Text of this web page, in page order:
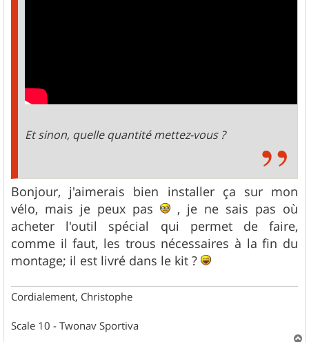
Et sinon, quelle quantité mettez-vous ?
Bonjour, j'aimerais bien installer ça sur mon
vélo, mais je peux pas
, je ne sais pas où
acheter l'outil spécial qui permet de faire,
comme il faut, les trous nécessaires à la fin du
montage; il est livré dans le kit ?
Cordialement, Christophe
Scale 10 - Twonav Sportiva